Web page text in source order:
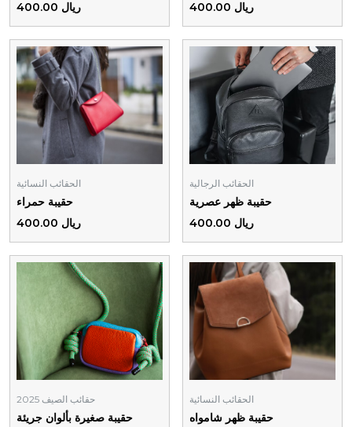
ريال 400.00
ريال 400.00
الحقائب النسائية
حقيبة حمراء
ريال 400.00
الحقائب الرجالية
حقيبة ظهر عصرية
ريال 400.00
حقائب الصيف 2025
حقيبة صغيرة بألوان جريئة
الحقائب النسائية
حقيبة ظهر شامواه